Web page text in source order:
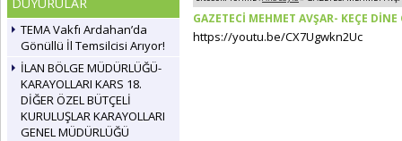
TEMA Vakfı Ardahan’da
Gönüllü İl Temsilcisi Arıyor!
İLAN BÖLGE MÜDÜRLÜĞÜ-
KARAYOLLARI KARS 18.
DİĞER ÖZEL BÜTÇELİ
KURULUŞLAR KARAYOLLARI
GENEL MÜDÜRLÜĞÜ
GAZETECİ MEHMET AVŞAR- KEÇE
https://youtu.be/CX7Ugwkn2Uc